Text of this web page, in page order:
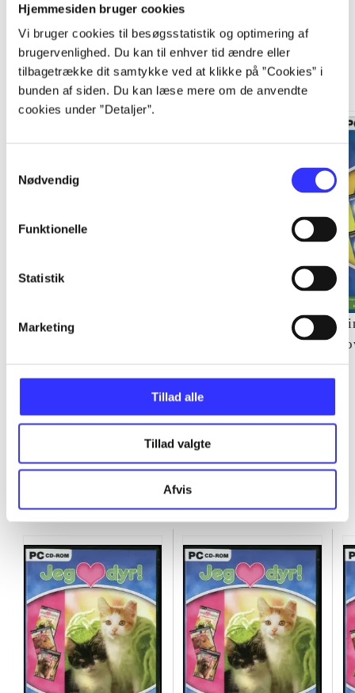
Hjemmesiden bruger cookies
Vi bruger cookies til besøgsstatistik og optimering af
brugervenlighed. Du kan til enhver tid ændre eller
tilbagetrække dit samtykke ved at klikke på ”Cookies” i
bunden af siden. Du kan læse mere om de anvendte
cookies under ”Detaljer”.
Nødvendig
Funktionelle
Statistik
Marketing
Tillad alle
Tillad valgte
Afvis
Games 4 kids
Gå til serien
Palle Gris på eventyr
Jeg elsker dyr kollektionkasse